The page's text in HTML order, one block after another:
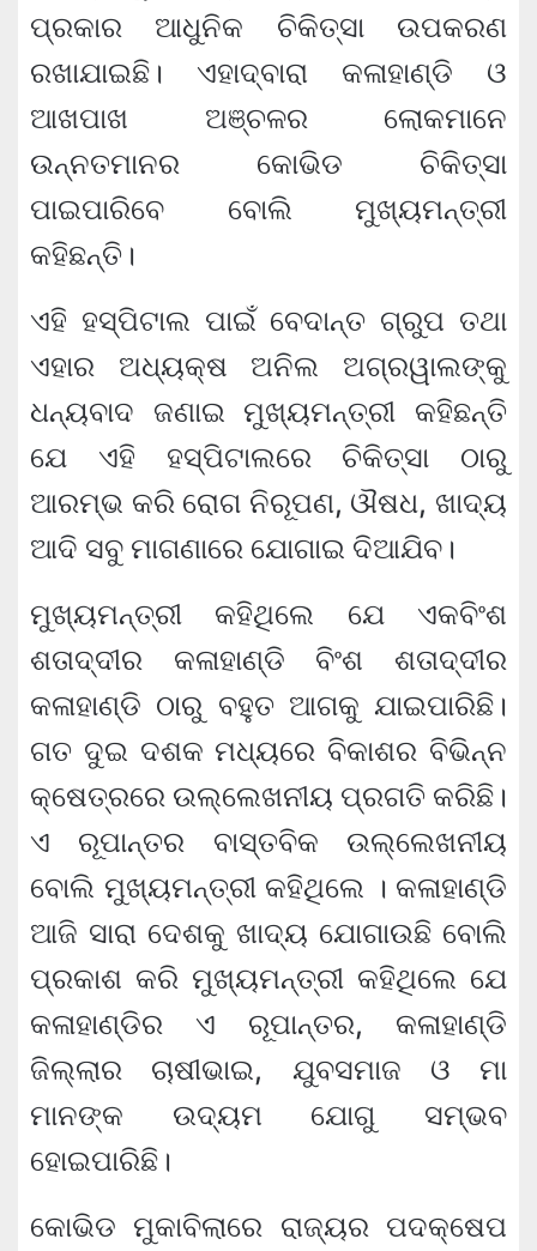
ପ୍ରକାର ଆଧୁନିକ ଚିକିତ୍ସା ଉପକରଣ
ରଖାଯାଇଛି। ଏହାଦ୍ବାରା କଳାହାଣ୍ଡି ଓ
ଆଖପାଖ ଅଞ୍ଚଳର ଲୋକମାନେ
ଉନ୍ନତମାନର କୋଭିଡ ଚିକିତ୍ସା
ପାଇପାରିବେ ବୋଲି ମୁଖ୍ୟମନ୍ତ୍ରୀ
କହିଛନ୍ତି।
ଏହି ହସ୍‌ପିଟାଲ ପାଇଁ ବେଦାନ୍ତ ଗ୍ରୁପ ତଥା
ଏହାର ଅଧ୍ୟକ୍ଷ ଅନିଲ ଅଗ୍ରୱାଲଙ୍କୁ
ଧନ୍ୟବାଦ ଜଣାଇ ମୁଖ୍ୟମନ୍ତ୍ରୀ କହିଛନ୍ତି
ଯେ ଏହି ହସ୍‌ପିଟାଲରେ ଚିକିତ୍ସା ଠାରୁ
ଆରମ୍ଭ କରି ରୋଗ ନିରୂପଣ, ଔଷଧ, ଖାଦ୍ୟ
ଆଦି ସବୁ ମାଗଣାରେ ଯୋଗାଇ ଦିଆଯିବ।
ମୁଖ୍ୟମନ୍ତ୍ରୀ କହିଥିଲେ ଯେ ଏକବିଂଶ
ଶତାଦ୍ଦୀର କଳାହାଣ୍ଡି ବିଂଶ ଶତାଦ୍ଦୀର
କଳାହାଣ୍ଡି ଠାରୁ ବହୁତ ଆଗକୁ ଯାଇପାରିଛି।
ଗତ ଦୁଇ ଦଶକ ମଧ୍ୟରେ ବିକାଶର ବିଭିନ୍ନ
କ୍ଷେତ୍ରରେ ଉଲ୍ଲେଖନୀୟ ପ୍ରଗତି କରିଛି।
ଏ ରୂପାନ୍ତର ବାସ୍ତବିକ ଉଲ୍ଲେଖନୀୟ
ବୋଲି ମୁଖ୍ୟମନ୍ତ୍ରୀ କହିଥିଲେ । କଳାହାଣ୍ଡି
ଆଜି ସାରା ଦେଶକୁ ଖାଦ୍ୟ ଯୋଗାଉଛି ବୋଲି
ପ୍ରକାଶ କରି ମୁଖ୍ୟମନ୍ତ୍ରୀ କହିଥିଲେ ଯେ
କଳାହାଣ୍ଡିର ଏ ରୂପାନ୍ତର, କଳାହାଣ୍ଡି
ଜିଲ୍ଲାର ଚାଷୀଭାଇ, ଯୁବସମାଜ ଓ ମା
ମାନଙ୍କ ଉଦ୍ୟମ ଯୋଗୁ ସମ୍ଭବ
ହୋଇପାରିଛି।
କୋଭିଡ ମୁକାବିଲାରେ ରାଜ୍ୟର ପଦକ୍ଷେପ